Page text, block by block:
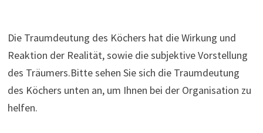
Die Traumdeutung des Köchers hat die Wirkung und
Reaktion der Realität, sowie die subjektive Vorstellung
des Träumers.Bitte sehen Sie sich die Traumdeutung
des Köchers unten an, um Ihnen bei der Organisation zu
helfen.